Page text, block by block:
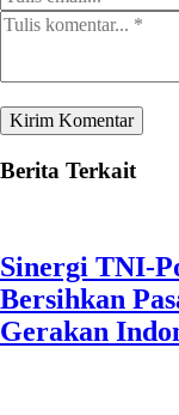
Berita Terkait
Sinergi TNI-
Bersihkan
Gerakan